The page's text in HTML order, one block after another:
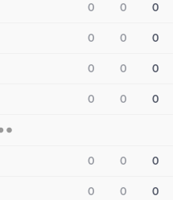
0 0 0
0 0 0
0 0 0
0 0 0
0 0 0
0 0 0